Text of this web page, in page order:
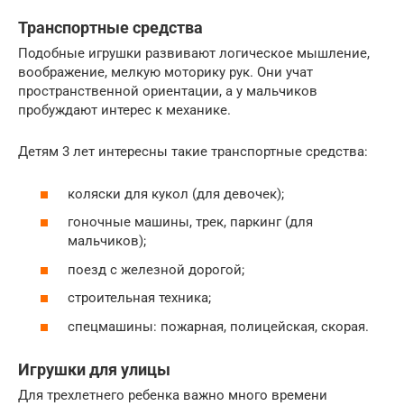
Транспортные средства
Подобные игрушки развивают логическое мышление,
воображение, мелкую моторику рук. Они учат
пространственной ориентации, а у мальчиков
пробуждают интерес к механике.
Детям 3 лет интересны такие транспортные средства:
коляски для кукол (для девочек);
гоночные машины, трек, паркинг (для
мальчиков);
поезд с железной дорогой;
строительная техника;
спецмашины: пожарная, полицейская, скорая.
Игрушки для улицы
Для трехлетнего ребенка важно много времени